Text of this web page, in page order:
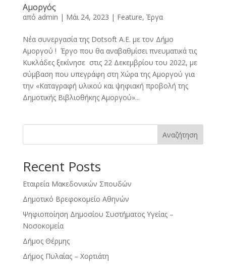
Αμοργός
από admin | Μάι 24, 2023 | Feature, Έργα
Νέα συνεργασία της Dotsoft A.E. με τον Δήμο
Αμοργού ! Έργο που θα αναβαθμίσει πνευματικά τις
Κυκλάδες ξεκίνησε στις 22 Δεκεμβρίου του 2022, με
σύμβαση που υπεγράφη στη Χώρα της Αμοργού για
την «Καταγραφή υλικού και ψηφιακή προβολή της
Δημοτικής Βιβλιοθήκης Αμοργού»...
Αναζήτηση
Recent Posts
Εταιρεία Μακεδονικών Σπουδών
Δημοτικό Βρεφοκομείο Αθηνών
Ψηφιοποίηση Δημοσίου Συστήματος Υγείας –
Νοσοκομεία
Δήμος Θέρμης
Δήμος Πυλαίας – Χορτιάτη